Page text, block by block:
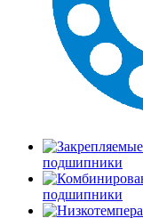
подшипники
подшипники